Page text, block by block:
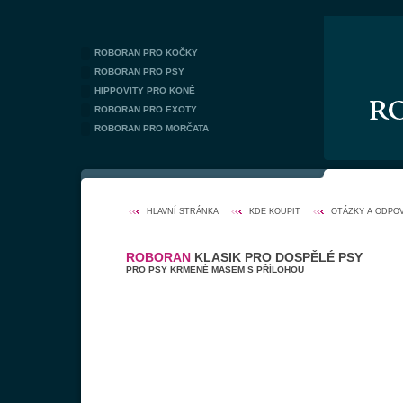
ROBORAN PRO KOČKY
ROBORAN PRO PSY
HIPPOVITY PRO KONĚ
ROBORAN PRO EXOTY
ROBORAN PRO MORČATA
HLAVNÍ STRÁNKA KDE KOUPIT OTÁZKY A
ROBORAN KLASIK PRO DOSPĚLÉ PSY
PRO PSY KRMENÉ MASEM S PŘÍLOHOU